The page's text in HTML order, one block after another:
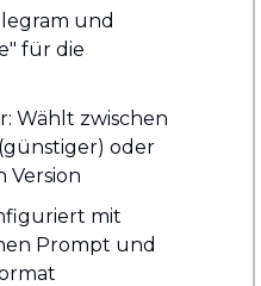
und
für die
Wählt zwischen
oder
Version
mit
Prompt und